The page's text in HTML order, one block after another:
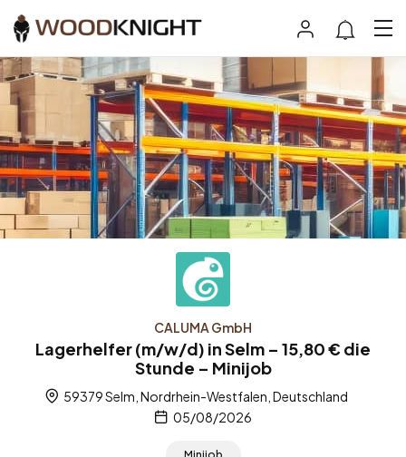
CALUMA GmbH
Lagerhelfer (m/w/d) in Selm – 15,80 € die
Stunde – Minijob
59379 Selm, Nordrhein-Westfalen, Deutschland
05/08/2026